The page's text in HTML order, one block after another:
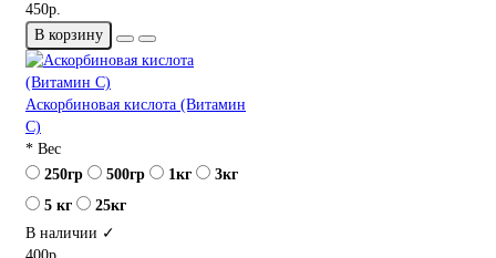
450р.
В корзину
Аскорбиновая кислота (Витамин
С)
* Вес
250гр
500гр 1кг
3кг
5 кг
25кг
В наличии ✓